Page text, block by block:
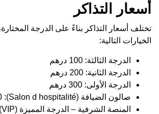
أسعار التذاكر
تختلف أسعار التذاكر بناءً على الدرجة
الخيارات التالية:
الدرجة الثالثة: 100 درهم
الدرجة الثانية: 200 درهم
الدرجة الأولى: 300 درهم
صالون الضيافة (Salon d hospitalité): 1000 درهم
المنصة الشرفية – الدرجة المميزة (VIP): 1500 درهم